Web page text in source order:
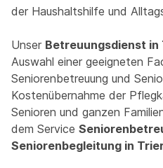
der Haushaltshilfe und
Unser Betreuungsdienst in
Auswahl einer geeigneten
Seniorenbetreuung und
Kostenübernahme der
Senioren und ganzen
dem Service
Seniorenbegleitung in